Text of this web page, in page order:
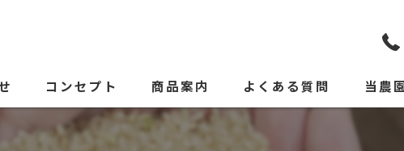
コンセプト
代表あいさつ
商品案内 よくある質問 当農